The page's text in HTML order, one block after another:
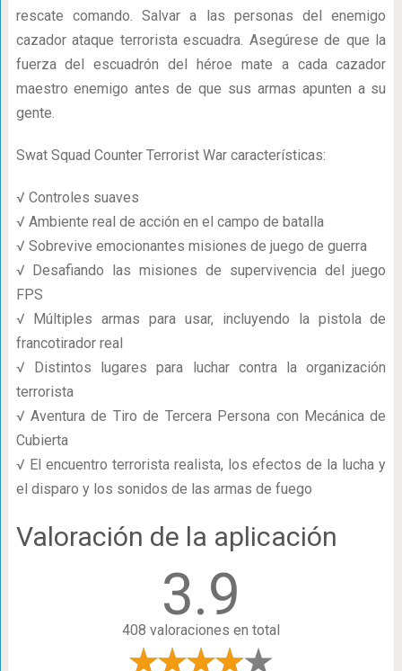
rescate comando. Salvar a las personas del enemigo
cazador ataque terrorista escuadra. Asegúrese de que la
fuerza del escuadrón del héroe mate a cada cazador
maestro enemigo antes de que sus armas apunten a su
gente.
Swat Squad Counter Terrorist War características:
√ Controles suaves
√ Ambiente real de acción en el campo de batalla
√ Sobrevive emocionantes misiones de juego de guerra
√ Desafiando las misiones de supervivencia del juego
FPS
√ Múltiples armas para usar, incluyendo la pistola de
francotirador real
√ Distintos lugares para luchar contra la organización
terrorista
√ Aventura de Tiro de Tercera Persona con Mecánica de
Cubierta
√ El encuentro terrorista realista, los efectos de la lucha y
el disparo y los sonidos de las armas de fuego
Valoración de la aplicación
3.9
408 valoraciones en total